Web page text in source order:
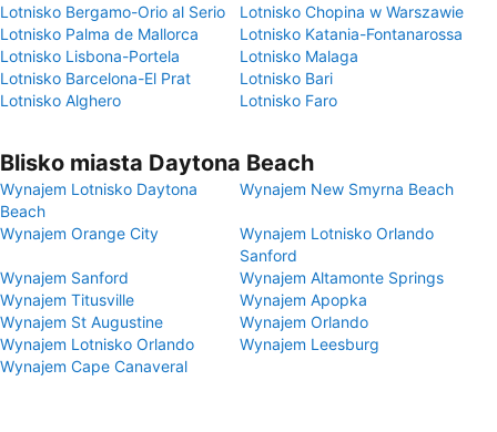
Lotnisko Bergamo-Orio al Serio
Lotnisko Chopina w Warszawie
Lotnisko Palma de Mallorca
Lotnisko Katania-Fontanarossa
Lotnisko Lisbona-Portela
Lotnisko Malaga
Lotnisko Barcelona-El Prat
Lotnisko Bari
Lotnisko Alghero
Lotnisko Faro
Blisko miasta Daytona Beach
Wynajem Lotnisko Daytona
Beach
Wynajem New Smyrna Beach
Wynajem Orange City
Wynajem Lotnisko Orlando
Sanford
Wynajem Sanford
Wynajem Altamonte Springs
Wynajem Titusville
Wynajem Apopka
Wynajem St Augustine
Wynajem Orlando
Wynajem Lotnisko Orlando
Wynajem Leesburg
Wynajem Cape Canaveral